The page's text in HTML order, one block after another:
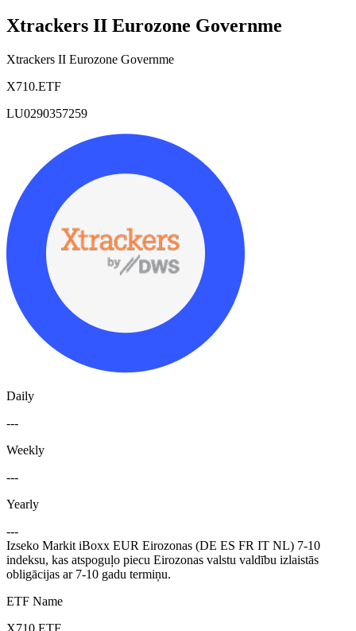
Xtrackers II Eurozone Governme
Xtrackers II Eurozone Governme
X710.ETF
LU0290357259
Daily
---
Weekly
---
Yearly
---
Izseko Markit iBoxx EUR Eirozonas (DE ES FR IT NL) 7-10
indeksu, kas atspoguļo piecu Eirozonas valstu valdību izlaistās
obligācijas ar 7-10 gadu termiņu.
ETF Name